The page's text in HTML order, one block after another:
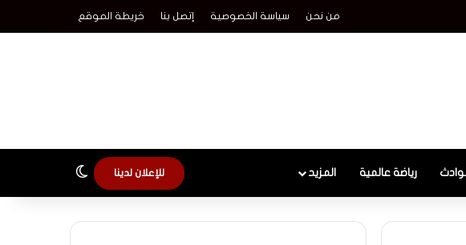
من نحن سياسة الخصوصية إتصل بنا خريطة الموقع
رياضة عالمية المزيد للإعلان لدينا الوضع المظلم